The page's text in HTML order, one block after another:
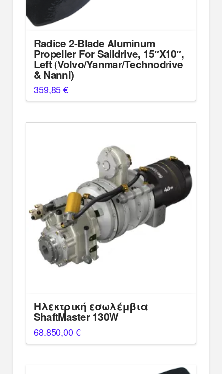
Radice 2-Blade Aluminum
Propeller For Saildrive, 15″X10″,
Left (Volvo/Yanmar/Technodrive
& Nanni)
359,85€
Ηλεκτρική εσωλέμβια
ShaftMaster 130W
68.850,00€